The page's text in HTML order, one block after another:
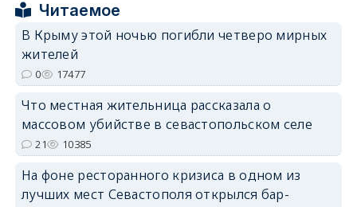
erid: 2SDnjdvhGXG
Читаемое
В Крыму этой ночью погибли четверо мирных
жителей
0 17477
Что местная жительница рассказала о
массовом убийстве в севастопольском селе
21 10385
На фоне ресторанного кризиса в одном из
лучших мест Севастополя открылся бар-